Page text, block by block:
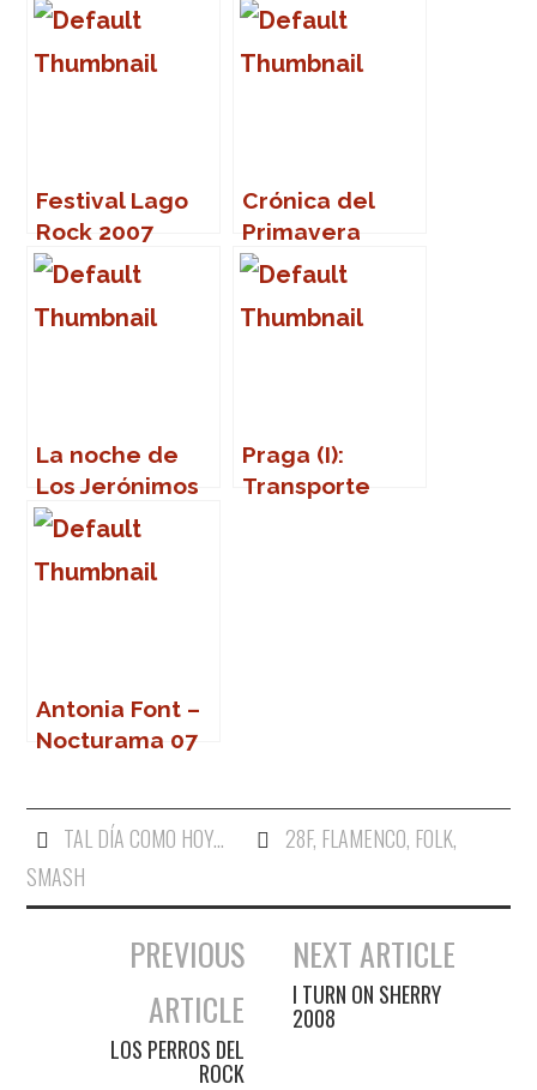
Festival Lago
Rock 2007
Crónica del
Primavera
Sound 2007
La noche de
Los Jerónimos
Praga (I):
Transporte
Antonia Font –
Nocturama 07
TAL DÍA COMO HOY... 28F, FLAMENCO, FOLK,
SMASH
Navegación de entradas
PREVIOUS
ARTICLE
LOS PERROS DEL
ROCK
NEXT ARTICLE
I TURN ON SHERRY
2008